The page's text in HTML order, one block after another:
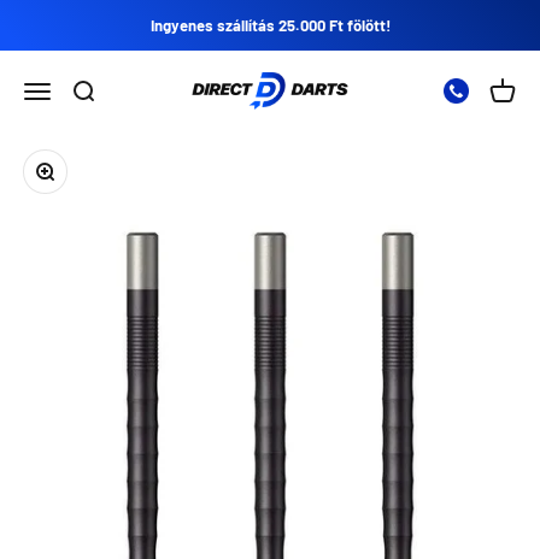
Ingyenes szállítás 25.000 Ft fölött!
Nyissa meg a navigációs menüt
Nyissa meg a keresést
Direct Darts
Zoomolás